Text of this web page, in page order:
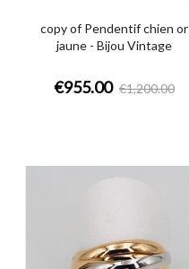
copy of Pendentif chien or
jaune - Bijou Vintage
€955.00 €1,200.00